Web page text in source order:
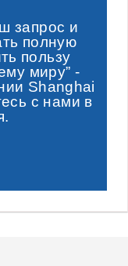
запрос и
полную
пользу
миру” -
Shanghai
с нами в